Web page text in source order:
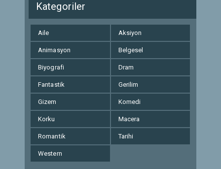
Kategoriler
Aile Aksiyon
Animasyon Belgesel
Biyografi Dram
Fantastik Gerilim
Gizem Komedi
Korku Macera
Romantik Tarihi
Western